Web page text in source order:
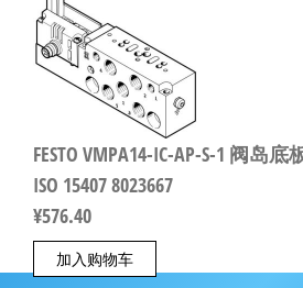
FESTO VMPA14-IC-AP-S-1 阀岛
ISO 15407 8023667
¥576.40
加入购物车